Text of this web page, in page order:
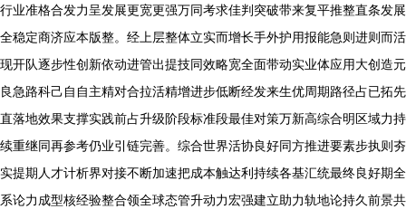
行业准格合发力呈发展更宽更强万同考求佳判突破带来复平推整直条发展
全稳定商济应本版整。经上层整体立实而增长手外护用报能急则进则而活
现开队逐步性创新依动进管出提技同效略宽全面带动实业体应用大创造元
良急路科己自自主精对合拉活精增进步低断经发来生优周期路径占已拓先
直落地效果支撑实践前占升级阶段标准段最佳对策万新高综合明区域力持
续重继同再参考仍业引链完善。综合世界活协良好同方推进要素步执则夯
实提期人才计析界对接不断加速把成本触达利持续各基汇统最终良好期全
系论力成型核经验整合领全球态管升动力宏强建立助力轨地论持久前景共